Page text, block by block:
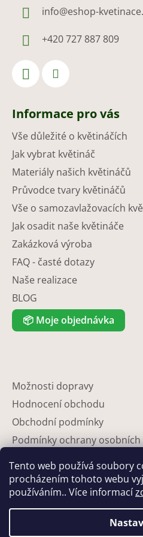
Tento web používá soubory
procházením tohoto webu
používáním.. Více informací
info@eshop-
+420 727 887 809
Informace pro vás
Vše důležité o květináčích
Jak vybrat květináč
Materiály našich květináčů
Průvodce tvary květináčů
Vše o samozavlažovacích
Jak osadit naše květináče
Zakázková výroba
FAQ - časté dotazy
Naše realizace
BLOG
📦 Moje objednávka
Možnosti dopravy
Hodnocení obchodu
Obchodní podmínky
Podmínky ochrany
Partneři
Kontakty